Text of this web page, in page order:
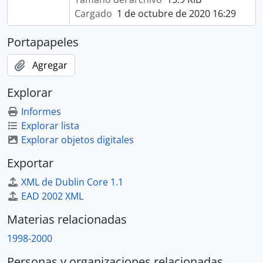
Cargado 1 de octubre de 2020 16:29
Portapapeles
Agregar
Explorar
Informes
Explorar lista
Explorar objetos digitales
Exportar
XML de Dublin Core 1.1
EAD 2002 XML
Materias relacionadas
1998-2000